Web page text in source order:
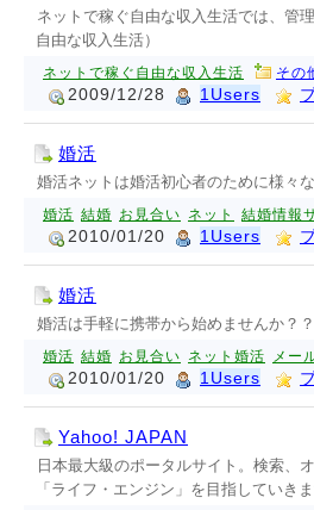
ネットで稼ぐ自由な収入生活では、管
自由な収入生活）
ネットで稼ぐ自由な収入生活 その
2009/12/28 1Users
婚活
婚活ネットは婚活初心者のために様々
婚活 結婚 お見合い ネット 結婚情報
2010/01/20 1Users
婚活
婚活は手軽に携帯から始めませんか？
婚活 結婚 お見合い ネット婚活 メー
2010/01/20 1Users
Yahoo! JAPAN
日本最大級のポータルサイト。検索、
「ライフ・エンジン」を目指していきま